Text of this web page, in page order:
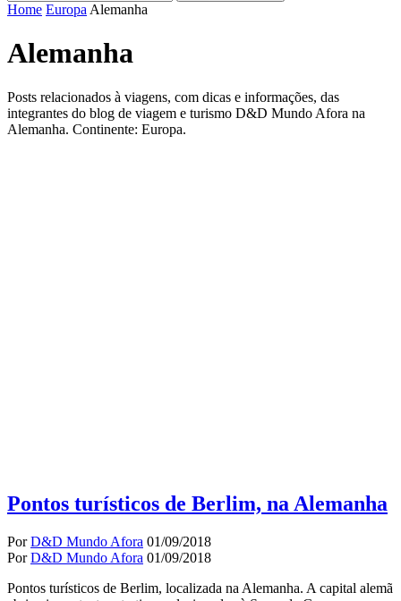
Home Europa Alemanha
Alemanha
Posts relacionados à viagens, com dicas e informações, das
integrantes do blog de viagem e turismo D&D Mundo Afora na
Alemanha. Continente: Europa.
Pontos turísticos de Berlim, na Alemanha
PorD&D Mundo Afora 01/09/2018
PorD&D Mundo Afora 01/09/2018
Pontos turísticos de Berlim, localizada na Alemanha. A capital alemã